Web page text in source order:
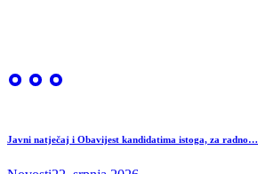
Javni natječaj i Obavijest kandidatima istoga, za radno…